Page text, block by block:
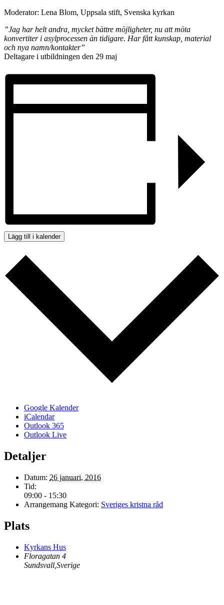
Moderator: Lena Blom, Uppsala stift, Svenska kyrkan
”Jag har helt andra, mycket bättre möjligheter, nu att möta
konvertiter i asylprocessen än tidigare. Har fått kunskap, material
och nya namn/kontakter”
Deltagare i utbildningen den 29 maj
Lägg till i kalender
Google Kalender
iCalendar
Outlook 365
Outlook Live
Detaljer
Datum: 26 januari, 2016
Tid:
09:00 - 15:30
Arrangemang Kategori: Sveriges kristna råd
Plats
Kyrkans Hus
Floragatan 4
Sundsvall Sverige